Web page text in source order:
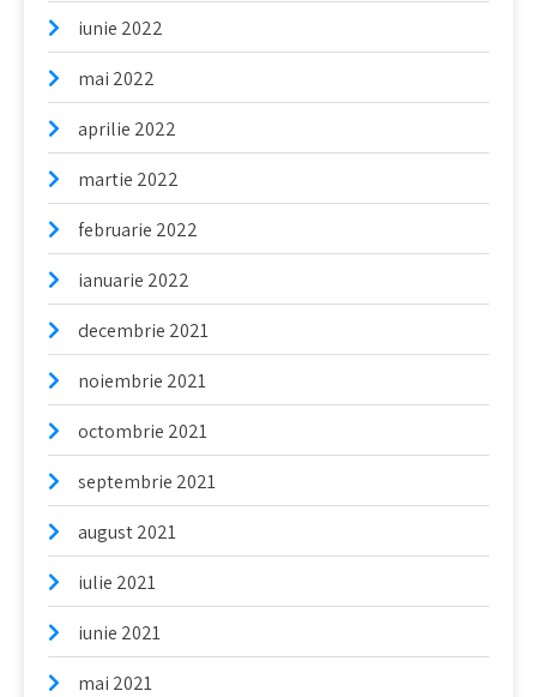
iunie 2022
mai 2022
aprilie 2022
martie 2022
februarie 2022
ianuarie 2022
decembrie 2021
noiembrie 2021
octombrie 2021
septembrie 2021
august 2021
iulie 2021
iunie 2021
mai 2021